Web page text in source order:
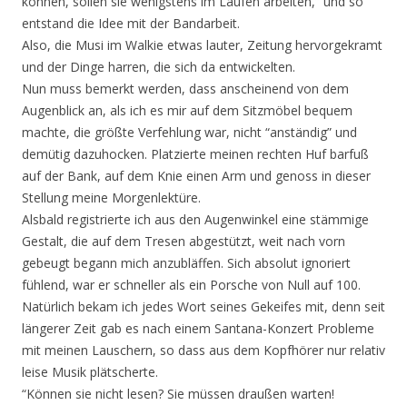
entstand die Idee mit der Bandarbeit.
Also, die Musi im Walkie etwas lauter, Zeitung hervorgekramt
und der Dinge harren, die sich da entwickelten.
Nun muss bemerkt werden, dass anscheinend von dem
Augenblick an, als ich es mir auf dem Sitzmöbel bequem
machte, die größte Verfehlung war, nicht “anständig” und
demütig dazuhocken. Platzierte meinen rechten Huf barfuß
auf der Bank, auf dem Knie einen Arm und genoss in dieser
Stellung meine Morgenlektüre.
Alsbald registrierte ich aus den Augenwinkel eine stämmige
Gestalt, die auf dem Tresen abgestützt, weit nach vorn
gebeugt begann mich anzubläffen. Sich absolut ignoriert
fühlend, war er schneller als ein Porsche von Null auf 100.
Natürlich bekam ich jedes Wort seines Gekeifes mit, denn seit
längerer Zeit gab es nach einem Santana-Konzert Probleme
mit meinen Lauschern, so dass aus dem Kopfhörer nur relativ
leise Musik plätscherte.
“Können sie nicht lesen? Sie müssen draußen warten!